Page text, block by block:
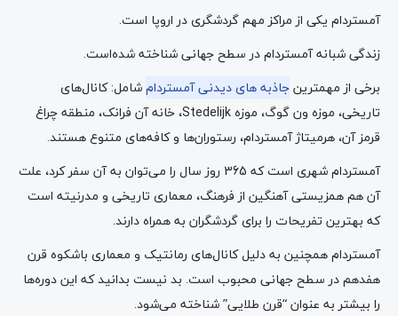
آمستردام یکی از مراکز مهم گردشگری در اروپا است.
زندگی شبانه آمستردام در سطح جهانی شناخته شده‌است.
برخی از مهمترینجاذبه های دیدنی آمستردامشامل: کانال‌های
تاریخی، موزه ون گوگ، موزه Stedelijk، خانه آن فرانک، منطقه چراغ
قرمز آن، هرمیتاژ آمستردام، رستوران‌ها و کافه‌های متنوع هستند.
آمستردام شهری است که 365 روز سال را می‌توان به آن سفر کرد، علت
آن هم همزیستی آهنگین از فرهنگ، معماری تاریخی و مدرنیته است
که بهترین تفریحات را برای گردشگران به همراه دارند.
آمستردام همچنین به دلیل کانال‌های رمانتیک و معماری باشکوه قرن
هفدهم در سطح جهانی محبوب است. بد نیست بدانید که این دوره‌ها
را بیشتر به عنوان “قرن طلایی” شناخته می‌شود.